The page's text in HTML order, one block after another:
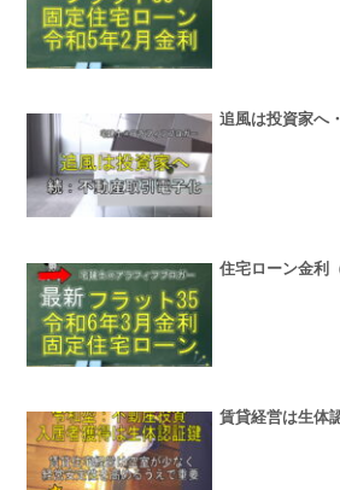
追風は投資家へ
住宅ローン金利
賃貸経営は生体